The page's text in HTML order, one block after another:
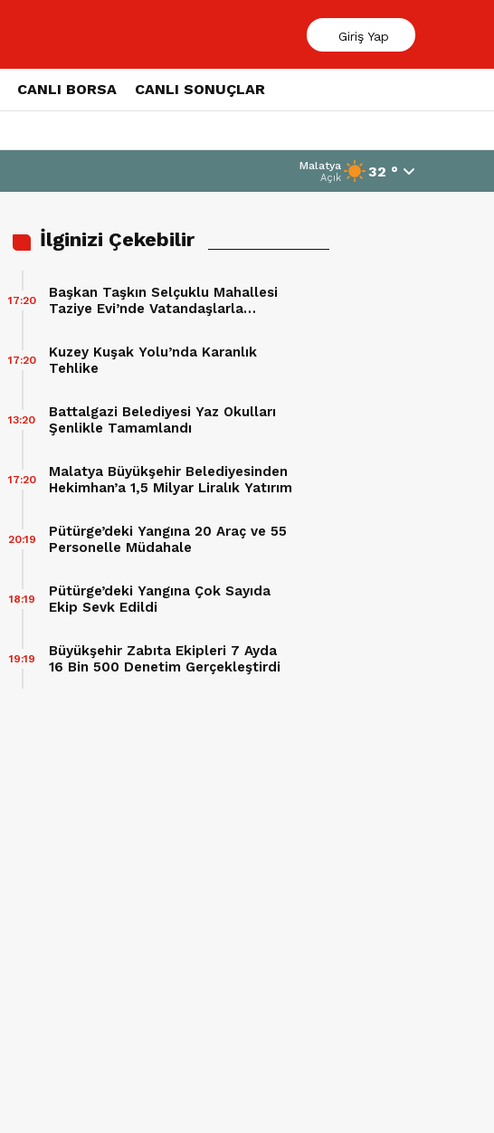
Giriş Yap
CANLI BORSA CANLI SONUÇLAR
Malatya
Açık 32 °
İlginizi Çekebilir
Başkan Taşkın Selçuklu Mahallesi
Taziye Evi’nde Vatandaşlarla
17:20
Kuzey Kuşak Yolu’nda Karanlık
Tehlike
17:20
Battalgazi Belediyesi Yaz Okulları
Şenlikle Tamamlandı
13:20
Malatya Büyükşehir Belediyesinden
Hekimhan’a 1,5 Milyar Liralık Yatırım
17:20
Pütürge’deki Yangına 20 Araç ve 55
Personelle Müdahale
20:19
Pütürge’deki Yangına Çok Sayıda
Ekip Sevk Edildi
18:19
Büyükşehir Zabıta Ekipleri 7 Ayda
16 Bin 500 Denetim Gerçekleştirdi
19:19